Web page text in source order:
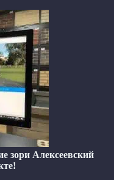
зори Алексеевский